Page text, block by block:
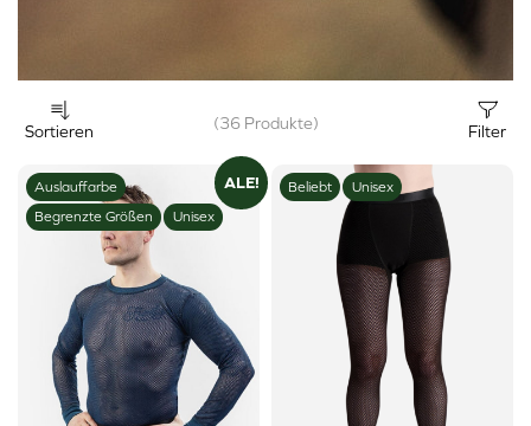
Sortieren (36 Produkte) Filter
ALE!
Auslauffarbe
Begrenzte Größen
Unisex
Beliebt Unisex